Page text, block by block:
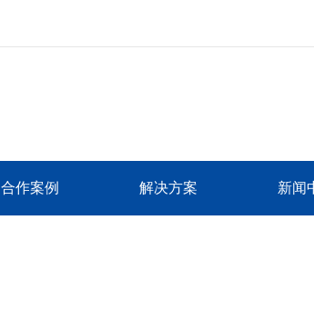
合作案例 解决方案 新闻